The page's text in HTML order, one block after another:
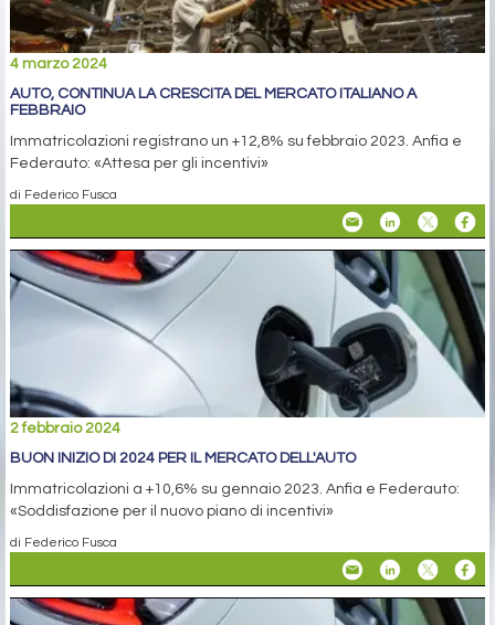
4 marzo 2024
AUTO, CONTINUA LA CRESCITA DEL MERCATO ITALIANO A
FEBBRAIO
Immatricolazioni registrano un +12,8% su febbraio 2023. Anfia e
Federauto: «Attesa per gli incentivi»
di Federico Fusca
2 febbraio 2024
BUON INIZIO DI 2024 PER IL MERCATO DELL'AUTO
Immatricolazioni a +10,6% su gennaio 2023. Anfia e Federauto:
«Soddisfazione per il nuovo piano di incentivi»
di Federico Fusca